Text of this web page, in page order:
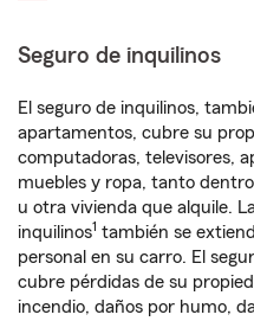
Seguro de inquilinos
El seguro de inquilinos,
apartamentos, cubre su
computadoras, televisores,
muebles y ropa, tanto
u otra vivienda que alquile.
inquilinos1 también se
personal en su carro. El
cubre pérdidas de su
incendio, daños por humo,